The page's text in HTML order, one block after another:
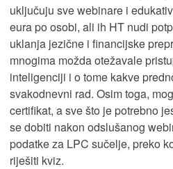
uključuju sve webinare i
eura po osobi, ali ih HT nudi
uklanja jezične i financijske
mnogima možda otežavale
inteligenciji i o tome kakve
svakodnevni rad. Osim toga,
certifikat, a sve što je potrebno
se dobiti nakon odslušanog
podatke za LPC sučelje, preko
riješiti kviz.